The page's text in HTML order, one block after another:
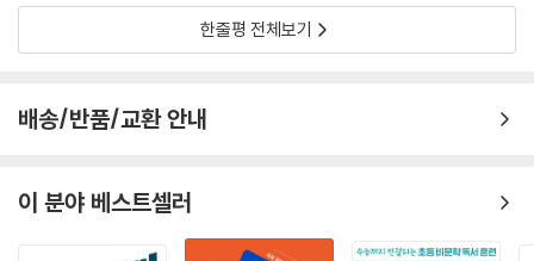
한줄평 전체보기
배송/반품/교환 안내
이 분야 베스트셀러